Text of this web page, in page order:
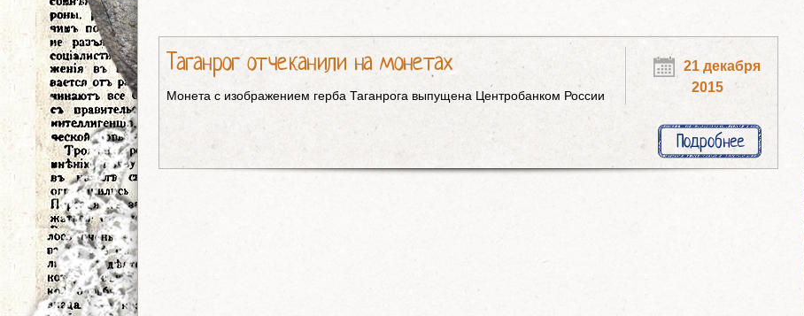
Таганрог отчеканили на монетах
Монета с изображением герба Таганрога выпущена Центробанком России
21 декабря
2015
Подробнее